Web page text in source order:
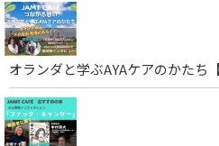
オランダと学ぶAYAケアのかたち